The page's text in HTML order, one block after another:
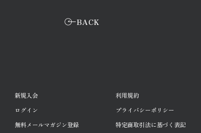
BACK
新規入会
ログイン
無料メールマガジン登録
利用規約
プライバシーポリシー
特定商取引法に基づく表記